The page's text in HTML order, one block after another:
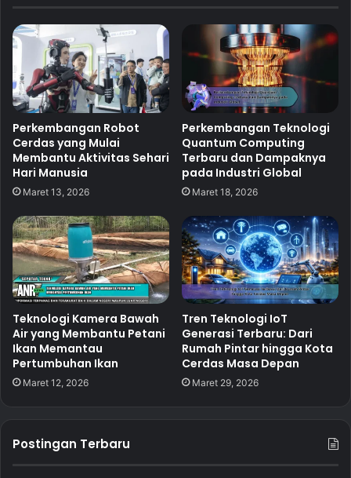
Perkembangan Robot
Cerdas yang Mulai
Membantu Aktivitas Sehari
Hari Manusia
Maret 13, 2026
Perkembangan Teknologi
Quantum Computing
Terbaru dan Dampaknya
pada Industri Global
Maret 18, 2026
Teknologi Kamera Bawah
Air yang Membantu Petani
Ikan Memantau
Pertumbuhan Ikan
Maret 12, 2026
Tren Teknologi IoT
Generasi Terbaru: Dari
Rumah Pintar hingga Kota
Cerdas Masa Depan
Maret 29, 2026
Postingan Terbaru